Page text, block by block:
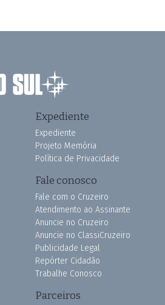
Expediente
Expediente
Projeto Memória
Política de Privacidade
Fale conosco
Fale com o Cruzeiro
Atendimento ao Assinante
Anuncie no Cruzeiro
Anuncie no ClassiCruzeiro
Publicidade Legal
Repórter Cidadão
Trabalhe Conosco
Parceiros